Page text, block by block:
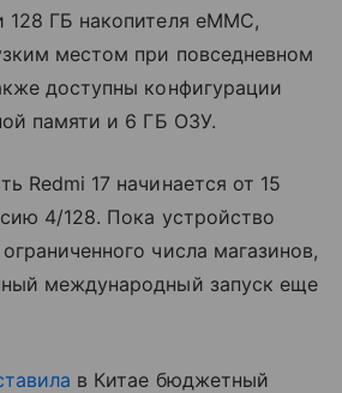
128 ГБ накопителя eMMC,
местом при повседневном
доступны конфигурации
памяти и 6 ГБ ОЗУ.
Redmi 17 начинается от 15
4/128. Пока устройство
числа магазинов,
международный запуск еще
в Китае бюджетный